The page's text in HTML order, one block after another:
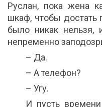
Руслан, пока жена
шкаф, чтобы достать
было никак нельзя,
непременно
– Да.
– А телефон?
– Угу.
И пусть